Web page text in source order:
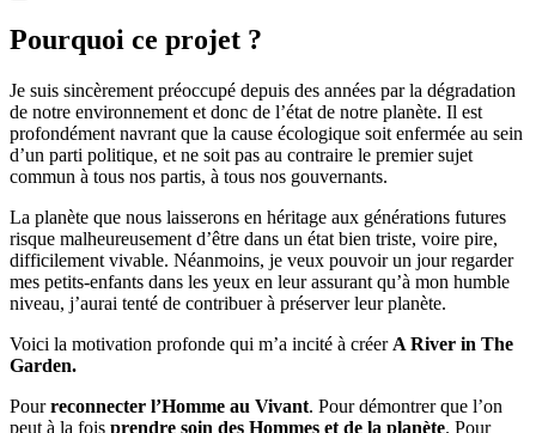
Pourquoi ce projet ?
Je suis sincèrement préoccupé depuis des années par la dégradation
de notre environnement et donc de l’état de notre planète. Il est
profondément navrant que la cause écologique soit enfermée au sein
d’un parti politique, et ne soit pas au contraire le premier sujet
commun à tous nos partis, à tous nos gouvernants.
La planète que nous laisserons en héritage aux générations futures
risque malheureusement d’être dans un état bien triste, voire pire,
difficilement vivable. Néanmoins, je veux pouvoir un jour regarder
mes petits-enfants dans les yeux en leur assurant qu’à mon humble
niveau, j’aurai tenté de contribuer à préserver leur planète.
Voici la motivation profonde qui m’a incité à créer A River in The
Garden.
Pourreconnecter l’Homme au Vivant. Pour démontrer que l’on
peut à la fois prendre soin des Hommes et de la planète. Pour